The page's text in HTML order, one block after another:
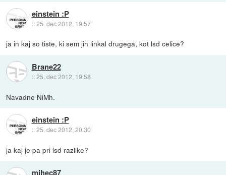
einstein :P
::25. dec 2012, 19:57
ja in kaj so tiste, ki sem jih linkal drugega, kot lsd celice?
Brane22
::25. dec 2012, 19:58
Navadne NiMh.
einstein :P
::25. dec 2012, 20:30
ja kaj je pa pri lsd razlike?
mihec87